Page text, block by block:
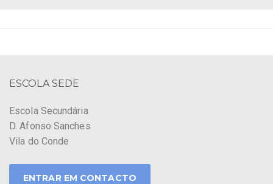
ESCOLA SEDE
Escola Secundária
D. Afonso Sanches
Vila do Conde
ENTRAR EM CONTACTO